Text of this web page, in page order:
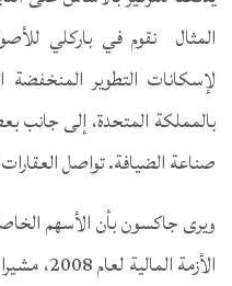
المثال نقوم في باركلي
لإسكانات التطوير
بالمملكة المتحدة، إلى جانب
صناعة الضيافة. تواصل
ويرى جاكسون بأن الأسهم
الأزمة